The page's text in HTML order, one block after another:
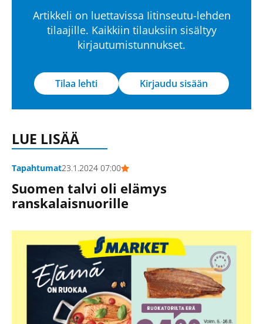
Artikkeli on luettavissa Iitinseutu-lehden
tilaajille. Kaikkiin tilauksiin sisältyy
kirjautumistunnukset.
Tilaa lehti Kirjaudu sisään
LUE LISÄÄ
Tapahtumat23.1.2024 07:00
Suomen talvi oli elämys
ranskalaisnuorille